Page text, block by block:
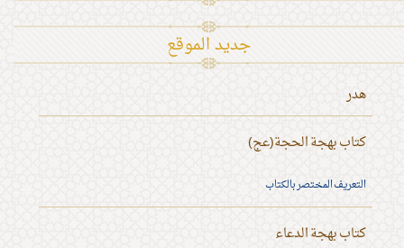
جديد الموقع
هدر
كتاب بهجة الحجة(عج)
التعريف المختصر بالكتاب
كتاب بهجة الدعاء